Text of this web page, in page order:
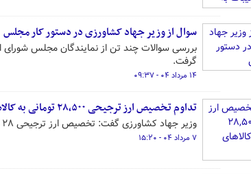
سوال از وزیر جهاد کشاورزی در دستور کار مجلس
بررسی سوالات چند تن از نمایندگان مجلس شورای
گرفت.
۱۴ مرداد ۰۴ - ۰۹:۳۷
تداوم تخصیص ارز ترجیحی ۲۸,۵۰۰ تومانی به کالاهای اساسی
وزیر جهاد کشاورزی گفت: تخصیص ارز ترجیحی ۲۸ هزار و ۵۰۰ تومانی به کالاهای اساسی ادامه می‌یابد.
۷ مرداد ۰۴ - ۱۵:۲۰